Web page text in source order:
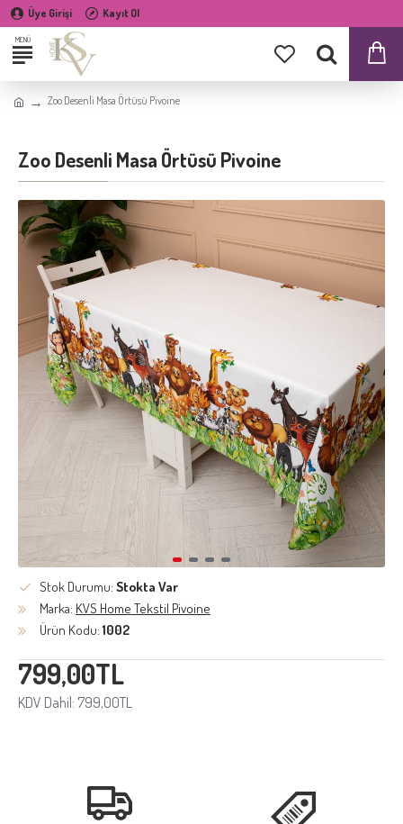
Üye Girişi Kayıt Ol
Zoo Desenli Masa Örtüsü Pivoine
Zoo Desenli Masa Örtüsü Pivoine
799,00TL
KDV Dahil: 799,00TL
Stok Durumu: Stokta Var
Marka: KVS Home Tekstil Pivoine
Ürün Kodu: 1002